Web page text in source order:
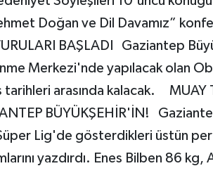
Doğan ve Dil Davamız”
BAŞLADI Gaziantep
Merkezi'nde yapılacak olan
tarihleri arasında kalacak. MUAY
BÜYÜKŞEHİR'İN!
Lig'de gösterdikleri üstün
yazdırdı. Enes Bilben 86